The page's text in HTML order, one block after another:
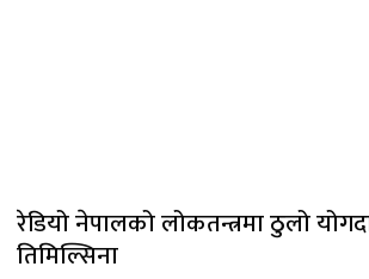
रेडियो नेपालको लोकतन्त्रमा ठुलो
तिमिल्सिना